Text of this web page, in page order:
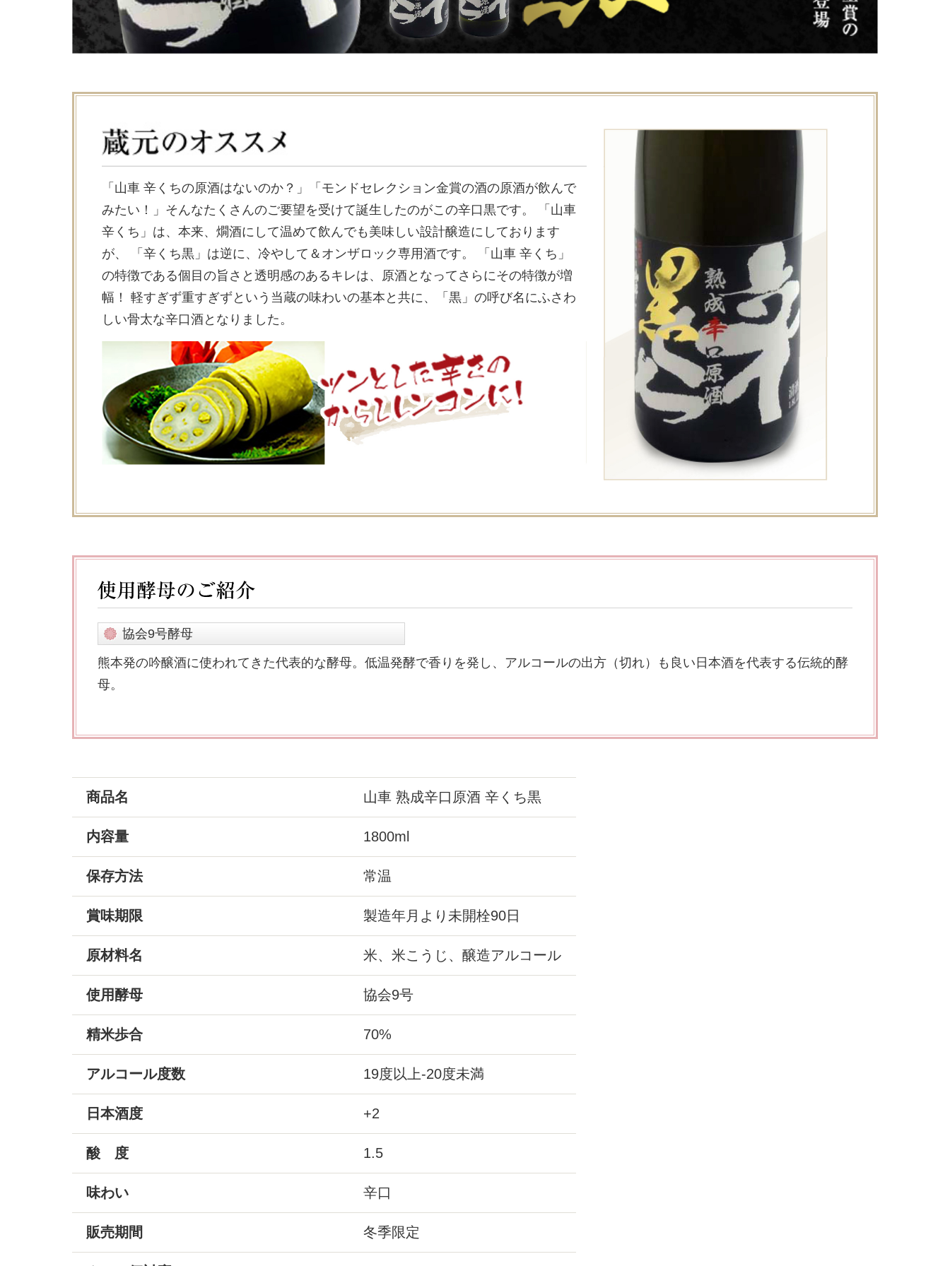
「山車 辛くちの原酒はないのか？」「モンドセレクション金賞の酒の原酒が飲んで
みたい！」そんなたくさんのご要望を受けて誕生したのがこの辛口黒です。 「山車
辛くち」は、本来、燗酒にして温めて飲んでも美味しい設計醸造にしております
が、 「辛くち黒」は逆に、冷やして＆オンザロック専用酒です。 「山車 辛くち」
の特徴である個目の旨さと透明感のあるキレは、原酒となってさらにその特徴が増
幅！ 軽すぎず重すぎずという当蔵の味わいの基本と共に、「黒」の呼び名にふさわ
しい骨太な辛口酒となりました。
協会9号酵母
熊本発の吟醸酒に使われてきた代表的な酵母。低温発酵で香りを発し、アルコールの出方（切れ）も良い日本酒を代表する伝統的酵
母。
商品名 山車 熟成辛口原酒 辛くち黒
内容量 1800ml
保存方法 常温
賞味期限 製造年月より未開栓90日
原材料名 米、米こうじ、醸造アルコール
使用酵母 協会9号
精米歩合 70%
アルコール度数 19度以上-20度未満
日本酒度 +2
酸 度 1.5
味わい 辛口
販売期間 冬季限定